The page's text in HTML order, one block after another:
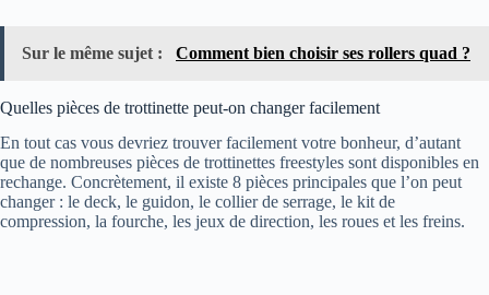
Sur le même sujet : Comment bien choisir ses rollers quad ?
Quelles pièces de trottinette peut-on changer facilement
En tout cas vous devriez trouver facilement votre bonheur, d’autant
que de nombreuses pièces de trottinettes freestyles sont disponibles en
rechange. Concrètement, il existe 8 pièces principales que l’on peut
changer : le deck, le guidon, le collier de serrage, le kit de
compression, la fourche, les jeux de direction, les roues et les freins.